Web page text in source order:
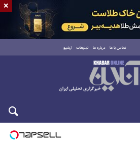
تماس با ما درباره ما تبلیغات آرشیو
×